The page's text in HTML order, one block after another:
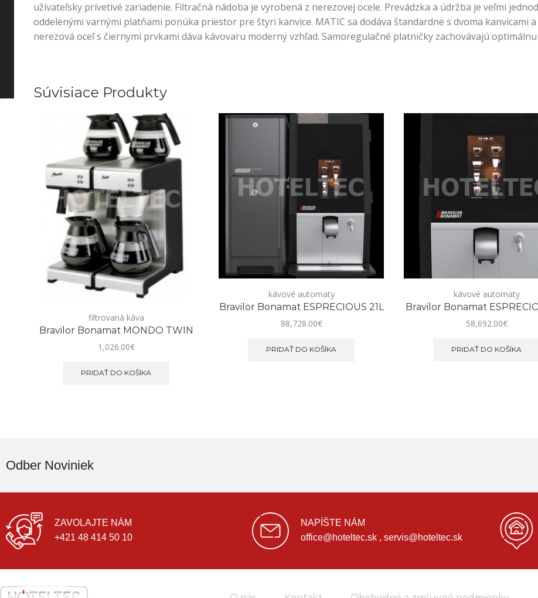
užívateľsky prívetivé zariadenie. Filtračná nádoba je vyrobená z nerezovej ocele. Prevádzka a údržba je veľmi
oddelenými varnými platňami ponúka priestor pre štyri kanvice. MATIC sa dodáva štandardne s dvoma kanvicami
nerezová oceľ s čiernymi prvkami dáva kávovaru moderný vzhľad. Samoregulačné platničky zachovávajú
Súvisiace Produkty
filtrovaná káva
Bravilor Bonamat MONDO TWIN
1,026.00€
PRIDAŤ DO KOŠÍKA
kávové automaty
Bravilor Bonamat ESPRECIOUS 21L
88,728.00€
PRIDAŤ DO KOŠÍKA
kávové automaty
Bravilor Bonamat
58,692.00€
PRIDAŤ DO KOŠÍKA
Odber Noviniek
ZAVOLAJTE NÁM
+421 48 414 50 10
NAPÍŠTE NÁM
office@hoteltec.sk , servis@hoteltec.sk